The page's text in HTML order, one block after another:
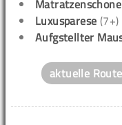
Luxusparese (7+)
Aufgstellter
aktuelle